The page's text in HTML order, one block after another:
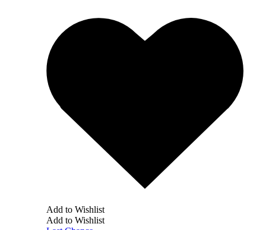
Add to Wishlist
Add to Wishlist